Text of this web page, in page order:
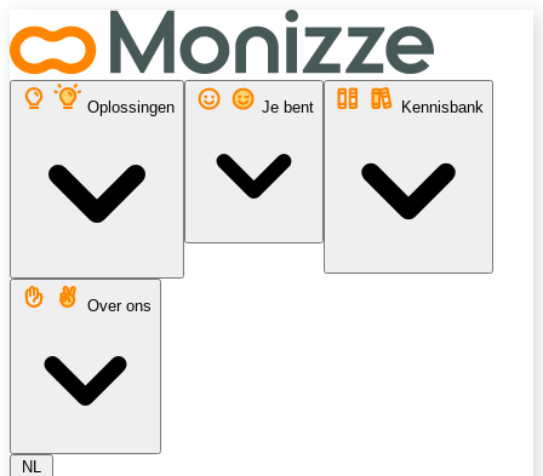
Oplossingen Je bent Kennisbank
Over ons